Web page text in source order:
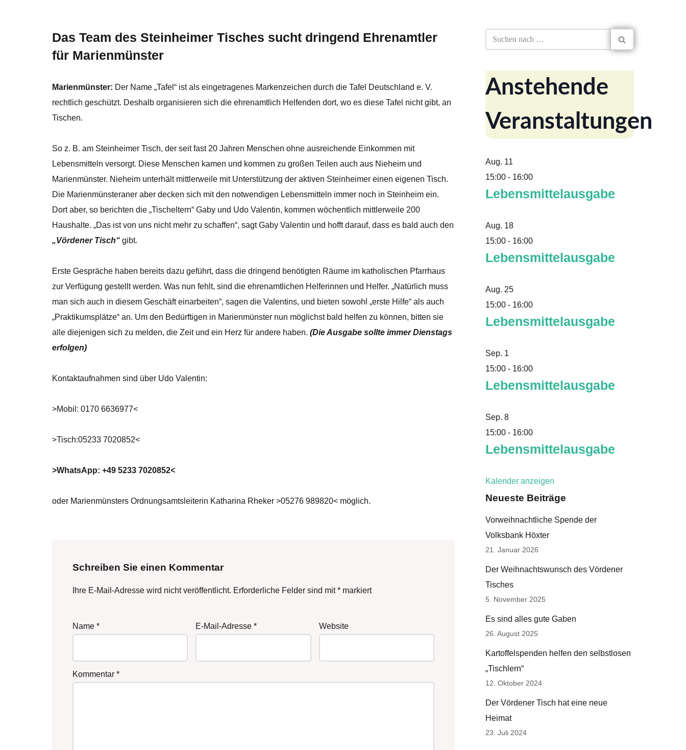
Das Team des Steinheimer Tisches sucht dringend Ehrenamtler
für Marienmünster
Marienmünster: Der Name „Tafel“ ist als eingetragenes Markenzeichen durch die Tafel Deutschland e. V.
rechtlich geschützt. Deshalb organisieren sich die ehrenamtlich Helfenden dort, wo es diese Tafel nicht gibt, an
Tischen.
So z. B. am Steinheimer Tisch, der seit fast 20 Jahren Menschen ohne ausreichende Einkommen mit
Lebensmitteln versorgt. Diese Menschen kamen und kommen zu großen Teilen auch aus Nieheim und
Marienmünster. Nieheim unterhält mittlerweile mit Unterstützung der aktiven Steinheimer einen eigenen Tisch.
Die Marienmünsteraner aber decken sich mit den notwendigen Lebensmitteln immer noch in Steinheim ein.
Dort aber, so berichten die „Tischeltern“ Gaby und Udo Valentin, kommen wöchentlich mittlerweile 200
Haushalte. „Das ist von uns nicht mehr zu schaffen“, sagt Gaby Valentin und hofft darauf, dass es bald auch den
„Vördener Tisch“ gibt.
Erste Gespräche haben bereits dazu geführt, dass die dringend benötigten Räume im katholischen Pfarrhaus
zur Verfügung gestellt werden. Was nun fehlt, sind die ehrenamtlichen Helferinnen und Helfer. „Natürlich muss
man sich auch in diesem Geschäft einarbeiten“, sagen die Valentins, und bieten sowohl „erste Hilfe“ als auch
„Praktikumsplätze“ an. Um den Bedürftigen in Marienmünster nun möglichst bald helfen zu können, bitten sie
alle diejenigen sich zu melden, die Zeit und ein Herz für andere haben. (Die Ausgabe sollte immer Dienstags
erfolgen)
Kontaktaufnahmen sind über Udo Valentin:
>Mobil: 0170 6636977<
>Tisch:05233 7020852<
>WhatsApp: +49 5233 7020852<
oder Marienmünsters Ordnungsamtsleiterin Katharina Rheker >05276 989820< möglich.
Schreiben Sie einen Kommentar
Ihre E-Mail-Adresse wird nicht veröffentlicht. Erforderliche Felder sind mit* markiert
Name * E-Mail-Adresse* Website
Kommentar *
Anstehende
Veranstaltungen
Aug. 11
15:00 - 16:00
Lebensmittelausgabe
Aug. 18
15:00 - 16:00
Lebensmittelausgabe
Aug. 25
15:00 - 16:00
Lebensmittelausgabe
Sep. 1
15:00 - 16:00
Lebensmittelausgabe
Sep. 8
15:00 - 16:00
Lebensmittelausgabe
Kalender anzeigen
Neueste Beiträge
Vorweihnachtliche Spende der
Volksbank Höxter
21. Januar 2026
Der Weihnachtswunsch des Vördener
Tisches
5. November 2025
Es sind alles gute Gaben
26. August 2025
Kartoffelspenden helfen den selbstlosen
„Tischlern“
12. Oktober 2024
Der Vördener Tisch hat eine neue
Heimat
23. Juli 2024